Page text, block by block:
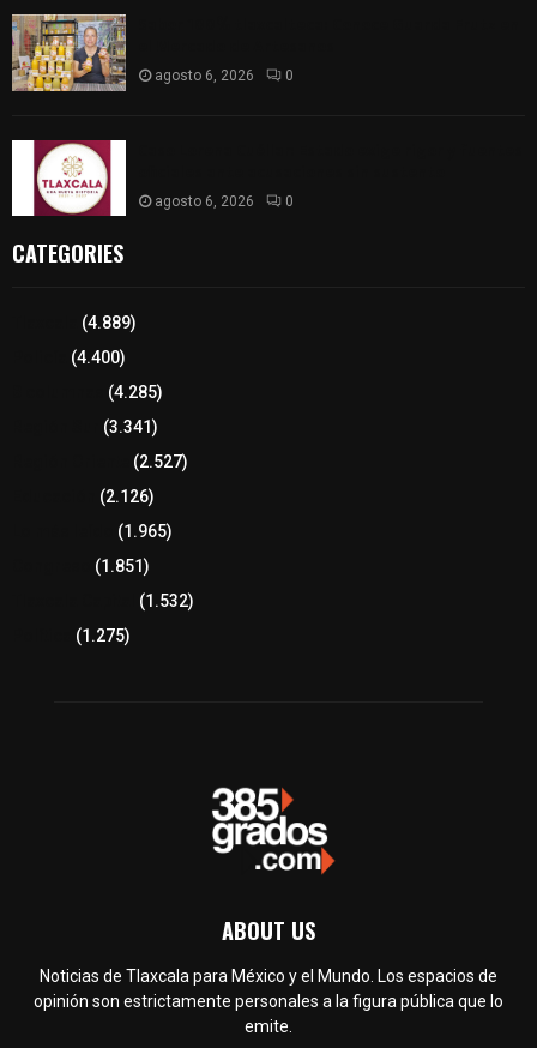
agosto 6, 2026 0
agosto 6, 2026 0
CATEGORIES
(4.889)
(4.400)
(4.285)
(3.341)
(2.527)
(2.126)
(1.965)
(1.851)
(1.532)
(1.275)
ABOUT US
Noticias de Tlaxcala para México y el Mundo. Los espacios de
opinión son estrictamente personales a la figura pública que lo
emite.